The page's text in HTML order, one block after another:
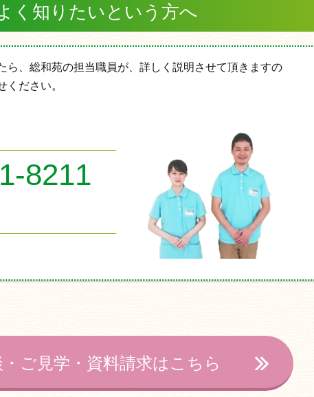
く知りたいという方へ
ら、総和苑の担当職員が、詳しく説明させて頂きますの
ください。
8211
・ご見学・資料請求はこちら